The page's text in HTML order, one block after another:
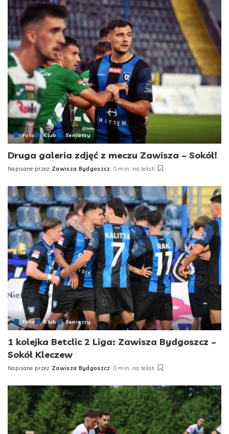
Foto Klub Seniorzy
Druga galeria zdjęć z meczu Zawisza – Sokół!
Posted
Napisane przez Zawisza Bydgoszcz 0 min. na tekst
Foto Klub Seniorzy
1 kolejka Betclic 2 Liga: Zawisza Bydgoszcz –
Sokół Kleczew
Posted
Napisane przez Zawisza Bydgoszcz 0 min. na tekst